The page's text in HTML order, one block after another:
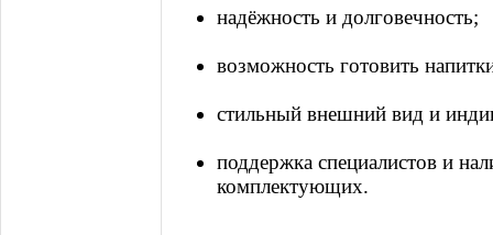
надёжность и долговечность;
возможность готовить
стильный внешний вид и
поддержка специалистов и
комплектующих.